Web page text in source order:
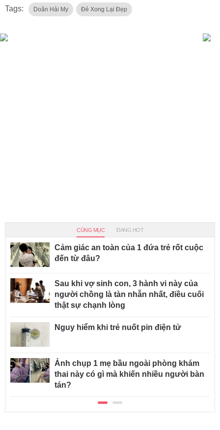
Tags: Doãn Hải My Đẻ Xong Lại Đẹp
CÙNG MỤC ĐANG HOT
Cảm giác an toàn của 1 đứa trẻ rốt cuộc
đến từ đâu?
Sau khi vợ sinh con, 3 hành vi này của
người chồng là tàn nhẫn nhất, điều cuối
thật sự chạnh lòng
Nguy hiểm khi trẻ nuốt pin điện tử
Ảnh chụp 1 mẹ bầu ngoài phòng khám
thai này có gì mà khiến nhiều người bàn
tán?